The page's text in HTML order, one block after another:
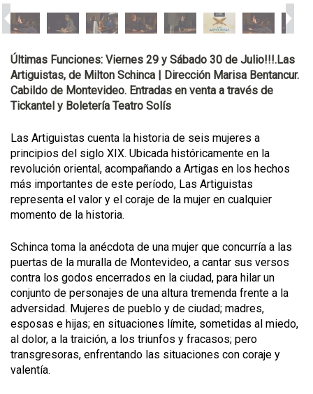
Últimas Funciones: Viernes 29 y Sábado 30 de Julio!!!.Las
Artiguistas, de Milton Schinca | Dirección Marisa Bentancur.
Cabildo de Montevideo. Entradas en venta a través de
Tickantel y Boletería Teatro Solís
Las Artiguistas cuenta la historia de seis mujeres a
principios del siglo XIX. Ubicada históricamente en la
revolución oriental, acompañando a Artigas en los hechos
más importantes de este período, Las Artiguistas
representa el valor y el coraje de la mujer en cualquier
momento de la historia.
Schinca toma la anécdota de una mujer que concurría a las
puertas de la muralla de Montevideo, a cantar sus versos
contra los godos encerrados en la ciudad, para hilar un
conjunto de personajes de una altura tremenda frente a la
adversidad. Mujeres de pueblo y de ciudad; madres,
esposas e hijas; en situaciones límite, sometidas al miedo,
al dolor, a la traición, a los triunfos y fracasos; pero
transgresoras, enfrentando las situaciones con coraje y
valentía.